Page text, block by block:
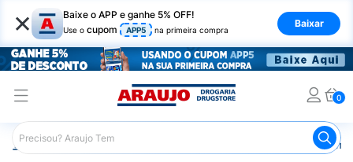
× Baixe o APP e ganhe 5% OFF!
Use o cupom APP5 na primeira compra
Baixar
0
Araujo Medicamentos